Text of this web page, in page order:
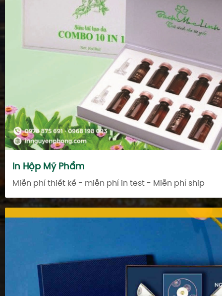
In Hộp Mỹ Phẩm
Miễn phí thiết kế - miễn phí in test - Miễn phí ship